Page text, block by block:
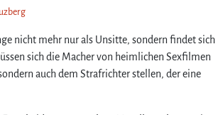
nicht mehr nur als Unsitte, sondern findet sich
sich die Macher von heimlichen Sexfilmen
auch dem Strafrichter stellen, der eine